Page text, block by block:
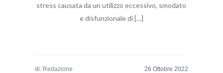
stress causata da un utilizzo eccessivo, smodato
e disfunzionale di […]
di: Redazione